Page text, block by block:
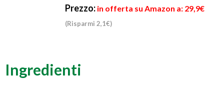
Prezzo: in offerta su Amazon a: 29,9€
(Risparmi 2,1€)
Ingredienti